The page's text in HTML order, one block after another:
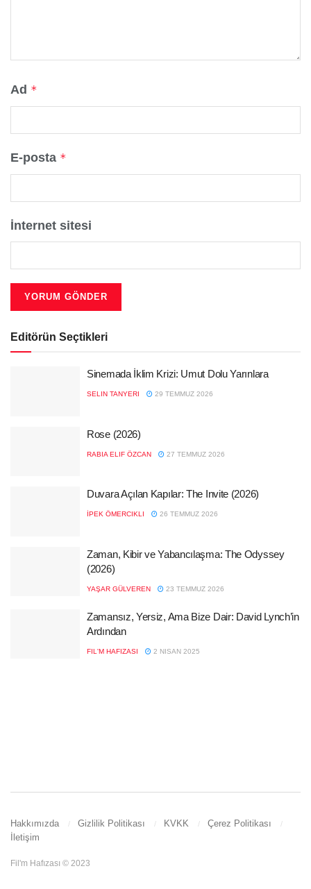
Ad *
E-posta *
İnternet sitesi
Editörün Seçtikleri
Sinemada İklim Krizi: Umut Dolu Yarınlara
SELIN TANYERI 29 TEMMUZ 2026
Rose (2026)
RABIA ELIF ÖZCAN 27 TEMMUZ 2026
Duvara Açılan Kapılar: The Invite (2026)
İPEK ÖMERCIKLI 26 TEMMUZ 2026
Zaman, Kibir ve Yabancılaşma: The Odyssey
(2026)
YAŞAR GÜLVEREN 23 TEMMUZ 2026
Zamansız, Yersiz, Ama Bize Dair: David Lynch’in
Ardından
FIL'M HAFIZASI 2 NISAN 2025
Hakkımızda Gizlilik Politikası KVKK
Çerez Politikası
İletişim
Fil'm Hafızası © 2023